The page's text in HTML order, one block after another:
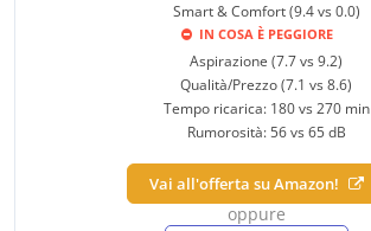
Smart & Comfort (9.4 vs 0.0)
IN COSA È PEGGIORE
Aspirazione (7.7 vs 9.2)
Qualità/Prezzo (7.1 vs 8.6)
Tempo ricarica: 180 vs 270 min
Rumorosità: 56 vs 65 dB
Vai all'offerta su Amazon!
oppure